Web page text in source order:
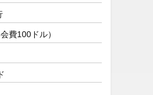
費100ドル）